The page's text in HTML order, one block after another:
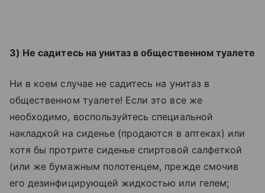
3) Не садитесь на унитаз в общественном туалете
Ни в коем случае не садитесь на унитаз в
общественном туалете! Если это все же
необходимо, воспользуйтесь специальной
накладкой на сиденье (продаются в аптеках) или
хотя бы протрите сиденье спиртовой салфеткой
(или же бумажным полотенцем, прежде смочив
его дезинфицирующей жидкостью или гелем;